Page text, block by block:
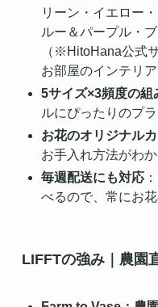
リーン・イエロー
ルー＆パープル・
（※HitoHana公式
お部屋のインテリ
5サイズ×3頻度の組
ルにぴったりのプ
お花のオリジナル
お手入れ方法がわ
毎週配送にも対応
べるので、常にお
LIFFTの強み｜農園